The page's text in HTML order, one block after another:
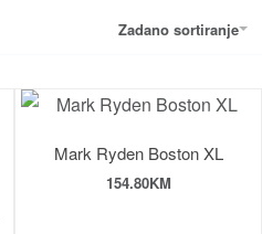
Zadano sortiranje
Mark Ryden Boston XL
154.80KM